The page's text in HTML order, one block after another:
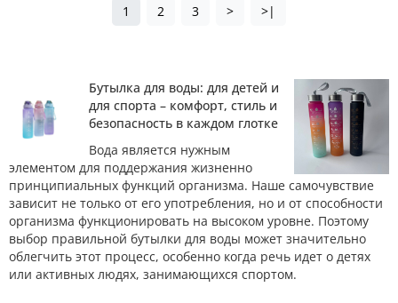
1 2 3 > >|
Бутылка для воды: для детей и
для спорта – комфорт, стиль и
безопасность в каждом глотке
Вода является нужным
элементом для поддержания жизненно
принципиальных функций организма. Наше самочувствие
зависит не только от его употребления, но и от способности
организма функционировать на высоком уровне. Поэтому
выбор правильной бутылки для воды может значительно
облегчить этот процесс, особенно когда речь идет о детях
или активных людях, занимающихся спортом.